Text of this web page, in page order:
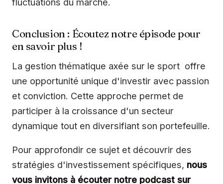
Conclusion : Écoutez notre épisode pour
en savoir plus !
La gestion thématique axée sur le sport offre
une opportunité unique d'investir avec passion
et conviction. Cette approche permet de
participer à la croissance d'un secteur
dynamique tout en diversifiant son portefeuille.
Pour approfondir ce sujet et découvrir des
stratégies d'investissement spécifiques, nous
vous invitons à écouter notre podcast sur